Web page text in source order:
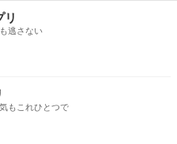
リ
逃さない
もこれひとつで